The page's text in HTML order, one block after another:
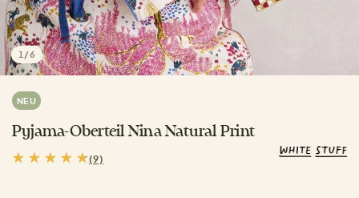
1 /6
NEU
Pyjama-Oberteil Nina Natural Print
(9)